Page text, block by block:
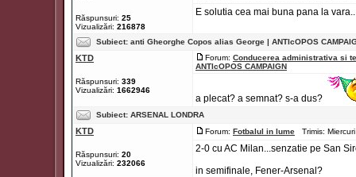
Răspunsuri: 25
Vizualizări: 216878
E solutia cea mai buna pana la
Subiect: anti Gheorghe Copos alias George | ANTIcOPOS
KTD
Răspunsuri: 339
Vizualizări: 1662946
Forum: Conducerea administrativa si
ANTIcOPOS CAMPAIGN
a plecat? a semnat? s-a dus?
Subiect: ARSENAL LONDRA
KTD
Răspunsuri: 20
Vizualizări: 232066
Forum: Fotbalul in lume Trimis:
2-0 cu AC Milan...senzatie pe San
in semifinale, Fener-Arsenal?